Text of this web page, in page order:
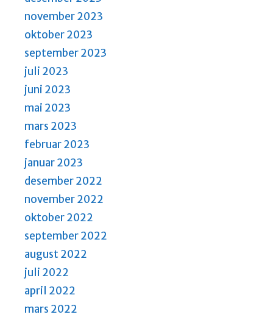
november 2023
oktober 2023
september 2023
juli 2023
juni 2023
mai 2023
mars 2023
februar 2023
januar 2023
desember 2022
november 2022
oktober 2022
september 2022
august 2022
juli 2022
april 2022
mars 2022